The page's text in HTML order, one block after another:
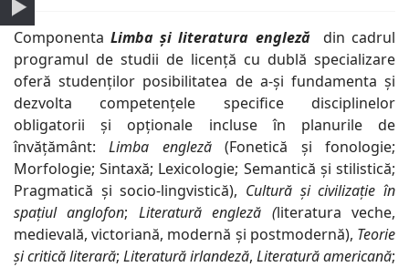
ComponentaLimba și literatura engleză
din cadrul
programul de studii de licență cu dublă specializare
oferă studenților posibilitatea de a-și fundamenta și
dezvolta competenţele specifice disciplinelor
obligatorii și opționale incluse în planurile de
învățământ:Limba engleză(Fonetică și fonologie;
Morfologie; Sintaxă; Lexicologie; Semantică și stilistică;
Pragmatică și socio-lingvistică), Cultură și civilizație în
spațiul anglofon; Literatură engleză (literatura veche,
medievală, victoriană, modernă și postmodernă), Teorie
și critică literară; Literatură irlandeză, Literatură americană;